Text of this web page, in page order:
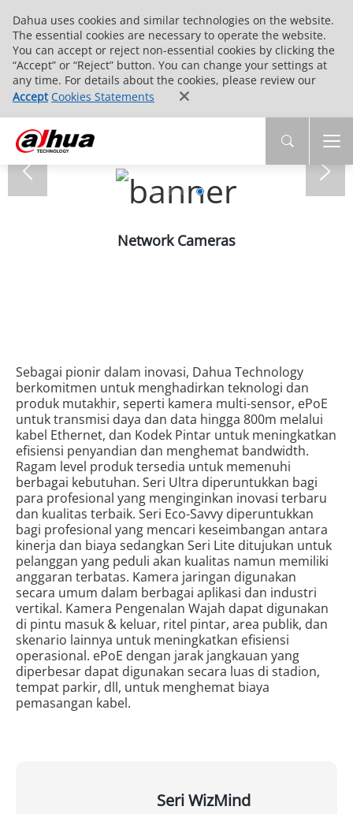
Dahua uses cookies and similar technologies on the website.
The essential cookies are necessary to operate the website.
You can accept or reject non-essential cookies by clicking the
“Accept” or “Reject” button. You can change your settings at
any time. For details about the cookies, please review our
Accept Cookies Statements
Network Cameras
Sebagai pionir dalam inovasi, Dahua Technology
berkomitmen untuk menghadirkan teknologi dan
produk mutakhir, seperti kamera multi-sensor, ePoE
untuk transmisi daya dan data hingga 800m melalui
kabel Ethernet, dan Kodek Pintar untuk meningkatkan
efisiensi penyandian dan menghemat bandwidth.
Ragam level produk tersedia untuk memenuhi
berbagai kebutuhan. Seri Ultra diperuntukkan bagi
para profesional yang menginginkan inovasi terbaru
dan kualitas terbaik. Seri Eco-Savvy diperuntukkan
bagi profesional yang mencari keseimbangan antara
kinerja dan biaya sedangkan Seri Lite ditujukan untuk
pelanggan yang peduli akan kualitas namun memiliki
anggaran terbatas. Kamera jaringan digunakan
secara umum dalam berbagai aplikasi dan industri
vertikal. Kamera Pengenalan Wajah dapat digunakan
di pintu masuk & keluar, ritel pintar, area publik, dan
skenario lainnya untuk meningkatkan efisiensi
operasional. ePoE dengan jarak jangkauan yang
diperbesar dapat digunakan secara luas di stadion,
tempat parkir, dll, untuk menghemat biaya
pemasangan kabel.
Seri WizMind